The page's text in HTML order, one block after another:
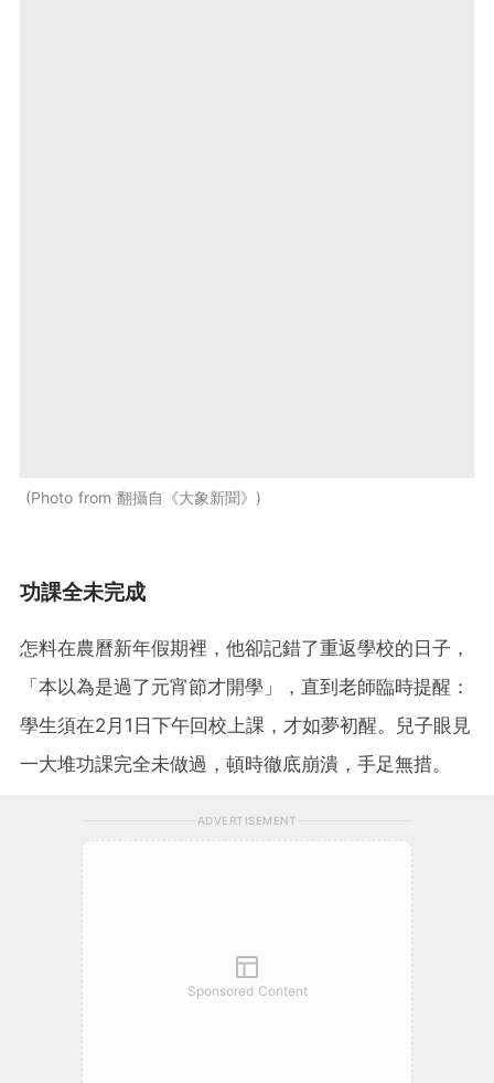
Photo from 翻攝自《大象新聞》
功課全未完成
怎料在農曆新年假期裡，他卻記錯了重返學校的日子，
「本以為是過了元宵節才開學」，直到老師臨時提醒：
學生須在2月1日下午回校上課，才如夢初醒。兒子眼見
一大堆功課完全未做過，頓時徹底崩潰，手足無措。
ADVERTISEMENT
Sponsored Content